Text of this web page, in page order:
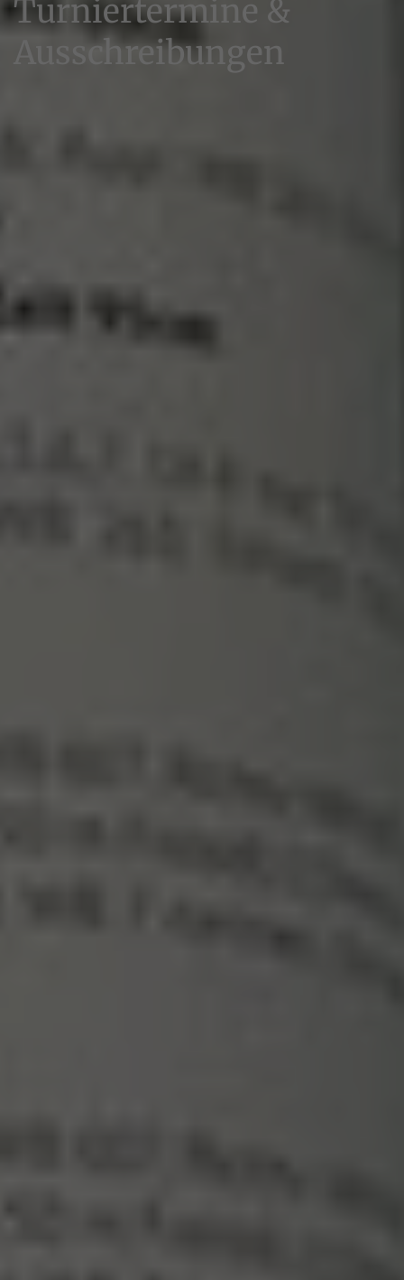
Turniertermine &
Ausschreibungen